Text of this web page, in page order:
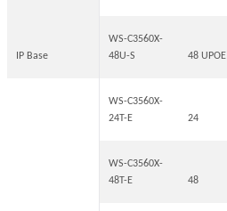
IP Base
WS-C3560X-
48U-S
48 UPOE
WS-C3560X-
24T-E
24
WS-C3560X-
48T-E
48